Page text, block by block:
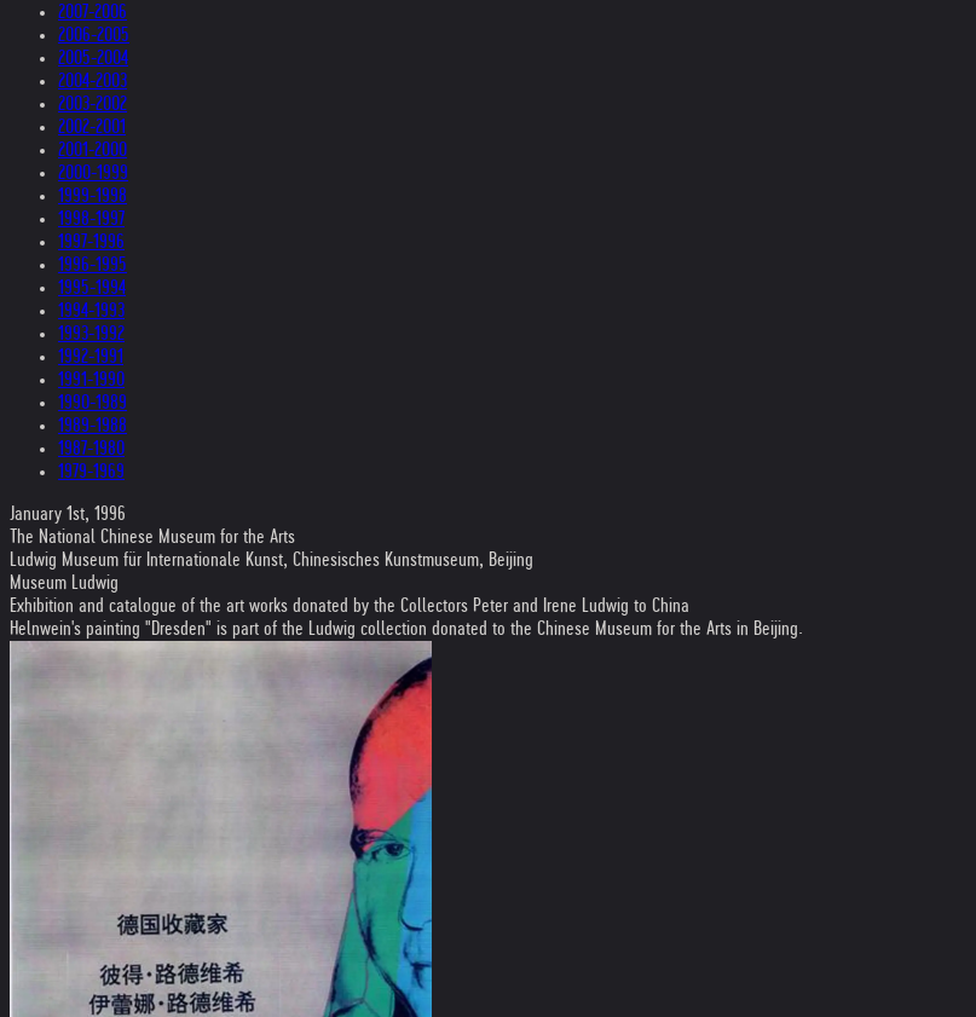
2007-2006
2006-2005
2005-2004
2004-2003
2003-2002
2002-2001
2001-2000
2000-1999
1999-1998
1998-1997
1997-1996
1996-1995
1995-1994
1994-1993
1993-1992
1992-1991
1991-1990
1990-1989
1989-1988
1987-1980
1979-1969
January 1st, 1996
The National Chinese Museum for the Arts
Ludwig Museum für Internationale Kunst, Chinesisches Kunstmuseum, Beijing
Museum Ludwig
Exhibition and catalogue of the art works donated by the Collectors Peter and Irene Ludwig to China
Helnwein's painting "Dresden" is part of the Ludwig collection donated to the Chinese Museum for the Arts in Beijing.